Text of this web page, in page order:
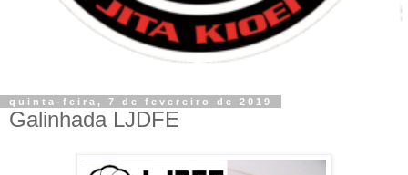
quinta-feira, 7 de fevereiro de 2019
Galinhada LJDFE